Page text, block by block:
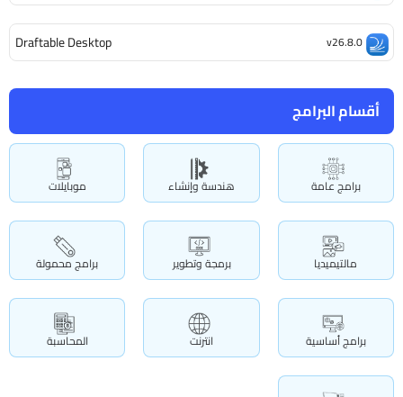
أقسام البرامج
برامج عامة هندسة وإنشاء موبايلات
مالتيميديا برمجة وتطوير برامج محمولة
برامج أساسية انترنت المحاسبة
Draftable Desktop v26.8.0